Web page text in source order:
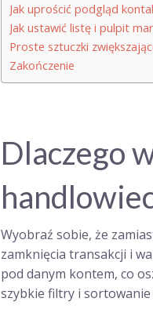
Jak uprościć podgląd
Jak ustawić listę i pulpit
Proste sztuczki
Zakończenie
Dlaczego
Wyobraź sobie, że
zamknięcia transakcji i
pod danym kontem, co
szybkie filtry i